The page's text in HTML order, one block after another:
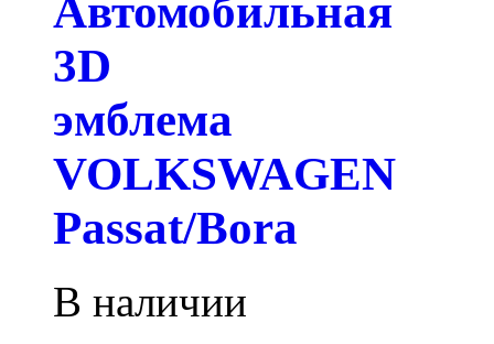
Автомобильная
3D
эмблема
VOLKSWAGEN
Passat/Bora
В наличии